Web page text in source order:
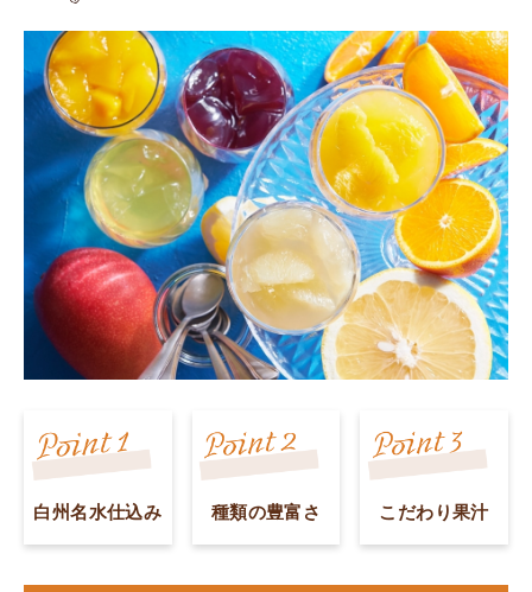
白州名水仕込み 種類の豊富さ こだわり果汁